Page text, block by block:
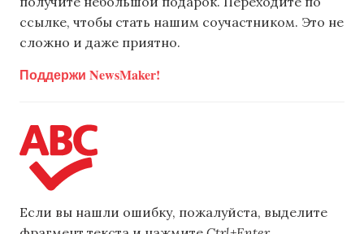
ссылке, чтобы стать нашим соучастником. Это не
сложно и даже приятно.
Поддержи NewsMaker!
Если вы нашли ошибку, пожалуйста, выделите